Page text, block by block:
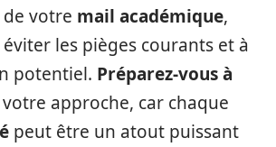
votre mail académique,
les pièges courants et à
potentiel. Préparez-vous à
votre approche, car chaque
peut être un atout puissant